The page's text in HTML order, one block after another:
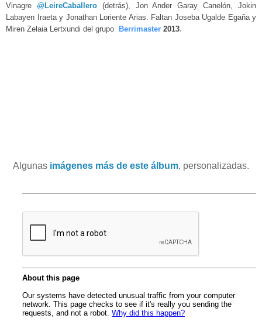
Vinagre@LeireCaballero(detrás), Jon Ander Garay Canelón, Jokin
Labayen Iraeta y Jonathan Loriente Arias. Faltan Joseba Ugalde Egaña y
Miren Zelaia Lertxundi del grupo
Berrimaster 2013.
Algunas imágenes más de este álbum, personalizadas.